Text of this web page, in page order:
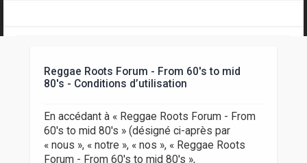
Reggae Roots Forum - From 60's to mid
80's - Conditions d’utilisation
En accédant à « Reggae Roots Forum - From
60's to mid 80's » (désigné ci-après par
« nous », « notre », « nos », « Reggae Roots
Forum - From 60's to mid 80's »,